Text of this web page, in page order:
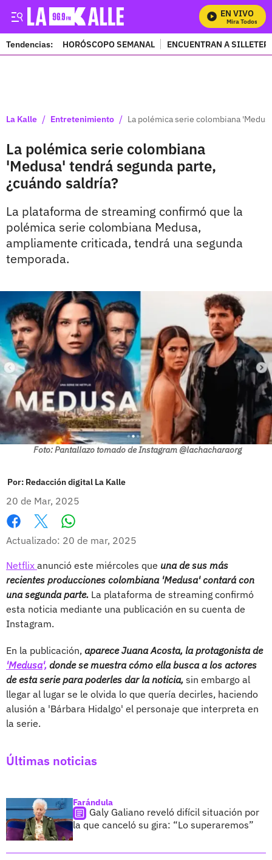
EN VIVO
Mira Todos
Tendencias: HORÓSCOPO SEMANAL ENCUENTRAN A
La Kalle / Entretenimiento / La polémica serie colombiana
La polémica serie colombiana
'Medusa' tendrá segunda parte,
¿cuándo saldría?
La plataforma de streaming confirmó que la
polémica serie colombiana Medusa,
ampliamente criticada, tendrá una segunda
temporada.
Foto: Pantallazo tomado de Instagram @lachacharaorg
Por: Redacción digital La Kalle
20 de Mar, 2025
Facebook
X
Actualizado: 20 de mar, 2025
Netflix anunció este miércoles que una de sus más
recientes producciones colombiana 'Medusa' contará con
una segunda parte. La plataforma de streaming confirmó
esta noticia mediante una publicación en su cuenta de
Instagram.
En la publicación, aparece Juana Acosta, la protagonista de
'Medusa', donde se muestra cómo ella busca a los actores
de esta serie para poderles dar la noticia, sin embargo al
llegar al lugar se le olvida lo que quería decirles, haciendo
alusión a 'Bárbara Hidalgo' el personaje que interpreta en
la serie.
Últimas noticias
Farándula
Galy Galiano reveló difícil situación por
la que canceló su gira: “Lo superaremos”